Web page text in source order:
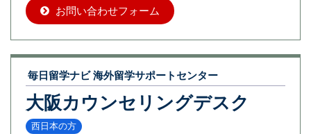
お問い合わせフォーム
毎日留学ナビ 海外留学サポートセンター
大阪カウンセリングデスク
西日本の方